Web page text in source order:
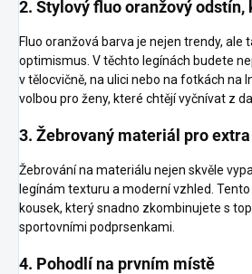
2. Stylový fluo oranžový
Fluo oranžová barva je nejen trendy, ale
optimismus. V těchto legínách budete
v tělocvičně, na ulici nebo na fotkách na
volbou pro ženy, které chtějí vyčnívat z
3. Žebrovaný materiál pro
Žebrování na materiálu nejen skvěle
legínám texturu a moderní vzhled.
kousek, který snadno zkombinujete s
sportovními podprsenkami.
4. Pohodlí na prvním místě